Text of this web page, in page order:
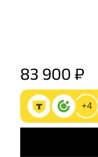
83 900 ₽
+4